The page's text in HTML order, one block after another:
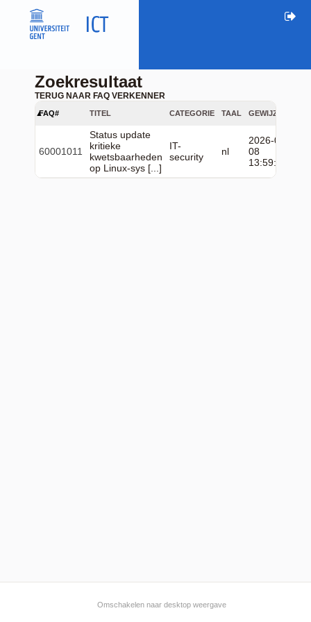
Zoekresultaat
TERUG NAAR FAQ VERKENNER
FAQ# TITEL CATEGORIE TAAL GEWIJZIGD
60001011
Status update
kritieke
kwetsbaarheden
op Linux-sys [...]
IT-
security
nl
2026-05-
08
13:59:35
Omschakelen naar desktop weergave